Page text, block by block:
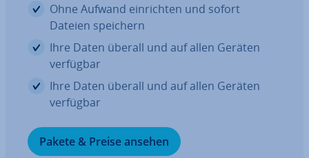
Ohne Aufwand ein­rich­ten und sofort
Dateien speichern
Ihre Daten überall und auf allen Geräten
verfügbar
Ihre Daten überall und auf allen Geräten
verfügbar
Pakete & Preise ansehen